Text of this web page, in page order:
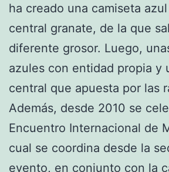
ha creado una camiseta
central granate, de la que
diferente grosor. Luego,
azules con entidad propia y
central que apuesta por las
Además, desde 2010 se
Encuentro Internacional de
cual se coordina desde la
evento, en conjunto con la